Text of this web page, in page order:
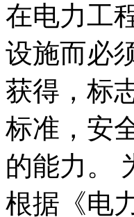
在电力工
设施而必
获得，标
标准，安
的能力。
根据《电